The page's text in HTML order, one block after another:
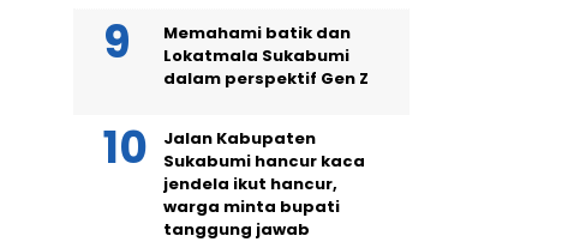
Memahami batik dan
Lokatmala Sukabumi
dalam perspektif Gen Z
Jalan Kabupaten
Sukabumi hancur kaca
jendela ikut hancur,
warga minta bupati
tanggung jawab